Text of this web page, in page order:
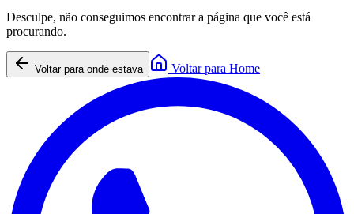
Desculpe, não conseguimos encontrar a página que você está
procurando.
Voltar para onde estava Voltar para Home